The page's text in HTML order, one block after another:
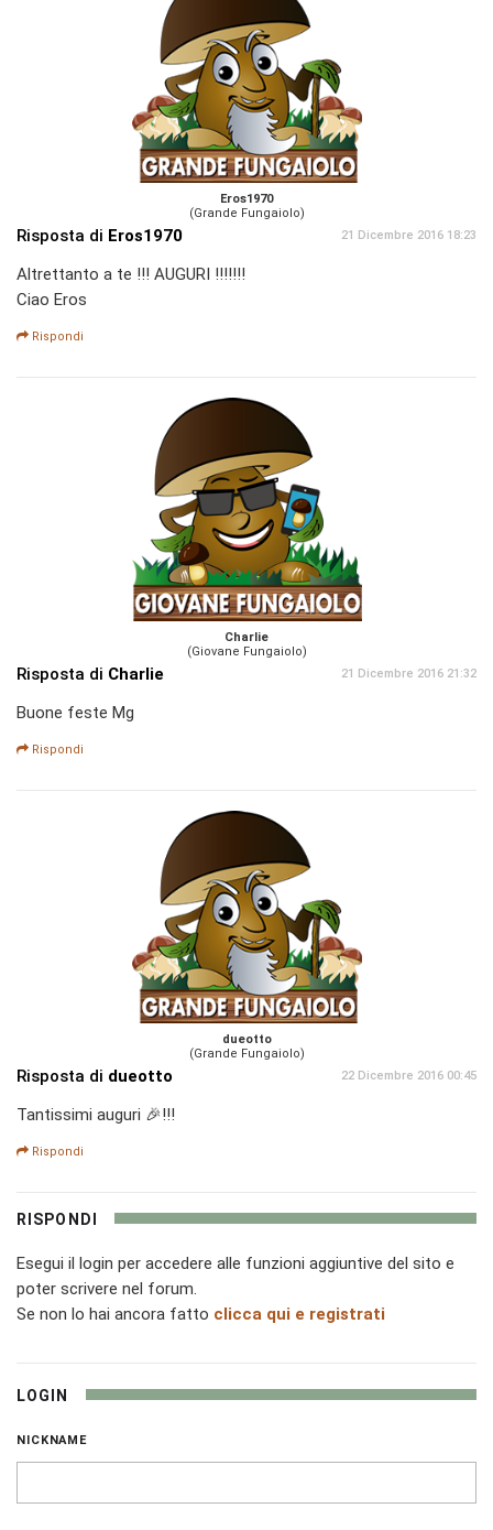
Eros1970
(Grande Fungaiolo)
Risposta di Eros1970 21 Dicembre 2016 18:23
Altrettanto a te !!! AUGURI !!!!!!!
Ciao Eros
Rispondi
Charlie
(Giovane Fungaiolo)
Risposta di Charlie 21 Dicembre 2016 21:32
Buone feste Mg
Rispondi
dueotto
(Grande Fungaiolo)
Risposta di dueotto 22 Dicembre 2016 00:45
Tantissimi auguri 🎉!!!
Rispondi
RISPONDI
Esegui il login per accedere alle funzioni aggiuntive del sito e
poter scrivere nel forum.
Se non lo hai ancora fatto clicca qui e registrati
LOGIN
NICKNAME